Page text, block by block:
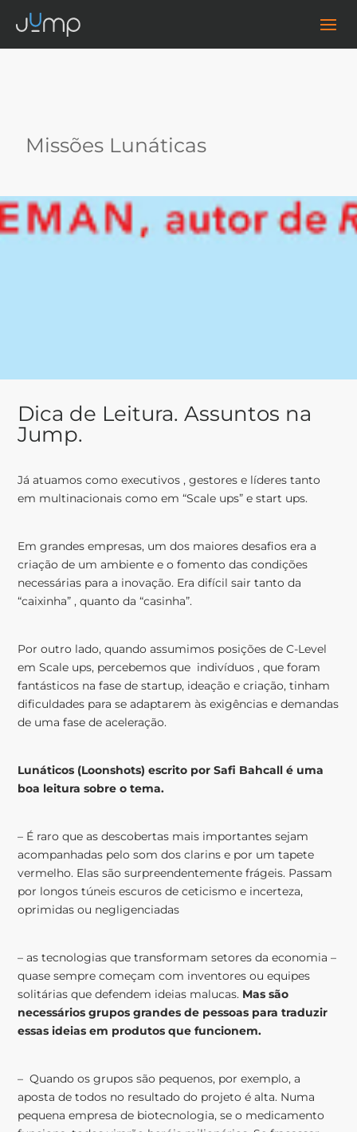
Missões Lunáticas
Dica de Leitura. Assuntos na
Jump.
Já atuamos como executivos , gestores e líderes tanto
em multinacionais como em “Scale ups” e start ups.
Em grandes empresas, um dos maiores desafios era a
criação de um ambiente e o fomento das condições
necessárias para a inovação. Era difícil sair tanto da
“caixinha” , quanto da “casinha”.
Por outro lado, quando assumimos posições de C-Level
em Scale ups, percebemos que indivíduos , que foram
fantásticos na fase de startup, ideação e criação, tinham
dificuldades para se adaptarem às exigências e demandas
de uma fase de aceleração.
Lunáticos (Loonshots) escrito por Safi Bahcall é uma
boa leitura sobre o tema.
– É raro que as descobertas mais importantes sejam
acompanhadas pelo som dos clarins e por um tapete
vermelho. Elas são surpreendentemente frágeis. Passam
por longos túneis escuros de ceticismo e incerteza,
oprimidas ou negligenciadas
– as tecnologias que transformam setores da economia –
quase sempre começam com inventores ou equipes
solitárias que defendem ideias malucas. Mas são
necessários grupos grandes de pessoas para traduzir
essas ideias em produtos que funcionem.
– Quando os grupos são pequenos, por exemplo, a
aposta de todos no resultado do projeto é alta. Numa
pequena empresa de biotecnologia, se o medicamento